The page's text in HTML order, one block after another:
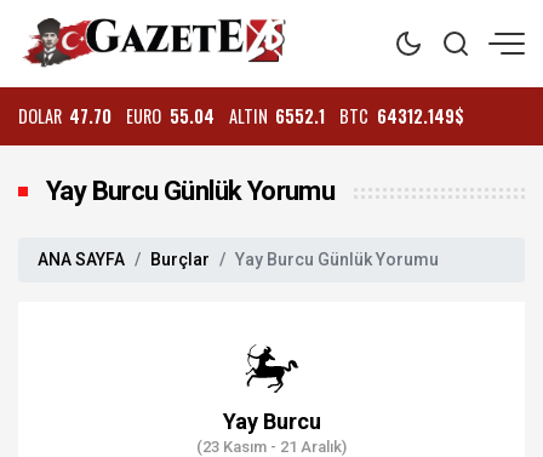
DOLAR 47.70 EURO 55.04 ALTIN 6552.1 BTC 64312.149$
Yay Burcu Günlük Yorumu
ANA SAYFA Burçlar Yay Burcu Günlük Yorumu
Yay Burcu
(23 Kasım - 21 Aralık)